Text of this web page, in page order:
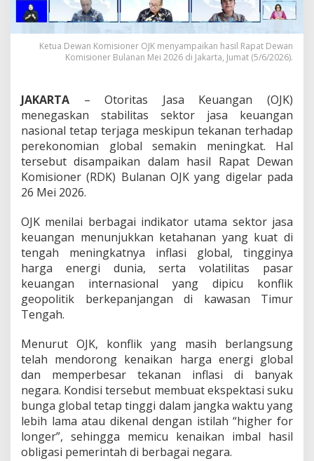
K
e
u
a
a
n
N
a
s
i
T
e
t
a
p
S
o
D
i
T
e
g
a
h
G
Ketua Dewan Komisioner OJK menyampaikan hasil Rapat Dewan
Komisioner Bulanan Mei 2026 di Jakarta, Jumat (5/6/2026).
JAKARTA – Otoritas Jasa Keuangan (OJK)
menegaskan stabilitas sektor jasa keuangan
nasional tetap terjaga meskipun tekanan terhadap
perekonomian global semakin meningkat. Hal
tersebut disampaikan dalam hasil Rapat Dewan
Komisioner (RDK) Bulanan OJK yang digelar pada
26 Mei 2026.
OJK menilai berbagai indikator utama sektor jasa
keuangan menunjukkan ketahanan yang kuat di
tengah meningkatnya inflasi global, tingginya
harga energi dunia, serta volatilitas pasar
keuangan internasional yang dipicu konflik
geopolitik berkepanjangan di kawasan Timur
Tengah.
Menurut OJK, konflik yang masih berlangsung
telah mendorong kenaikan harga energi global
dan memperbesar tekanan inflasi di banyak
negara. Kondisi tersebut membuat ekspektasi suku
bunga global tetap tinggi dalam jangka waktu yang
lebih lama atau dikenal dengan istilah “higher for
longer”, sehingga memicu kenaikan imbal hasil
obligasi pemerintah di berbagai negara.